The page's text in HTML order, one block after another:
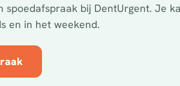
spoedafspraak bij DentUrgent. Je
en in het weekend.